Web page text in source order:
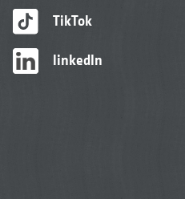
TikTok
linkedIn